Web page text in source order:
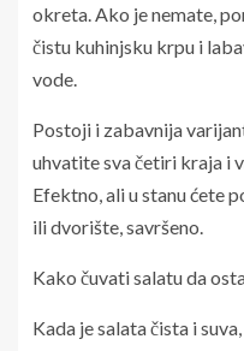
okreta. Ako je nemate,
čistu kuhinjsku krpu i
vode.
Postoji i zabavnija
uhvatite sva četiri kraja i
Efektno, ali u stanu ćete
ili dvorište, savršeno.
Kako čuvati salatu da
Kada je salata čista i